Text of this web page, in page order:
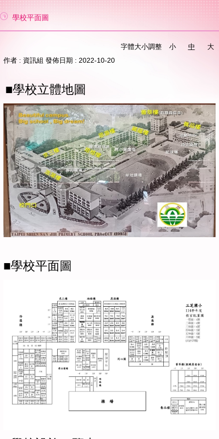
學校平面圖
字體大小調整 小 中
大
作者 : 資訊組 發佈日期 : 2022-10-20
■學校立體地圖
■學校平面圖